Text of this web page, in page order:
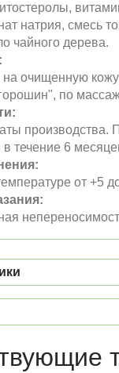
натрия, смесь
чайного дерева.
на очищенную
по
производства.
в течение 6
от +5